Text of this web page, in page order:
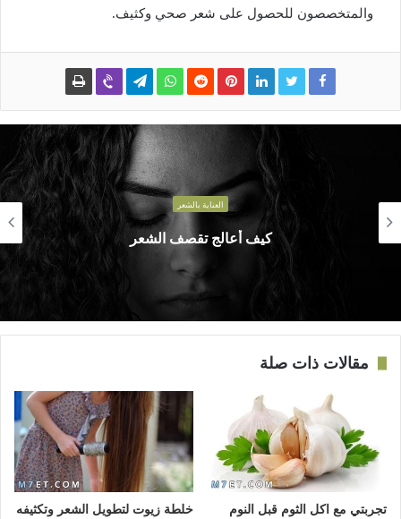
والمتخصصون للحصول على شعر صحي وكثيف.
العناية بالشعر
كيف أعالج تقصف الشعر
مقالات ذات صلة
تجربتي مع اكل الثوم قبل النوم
خلطة زيوت لتطويل الشعر وتكثيفه